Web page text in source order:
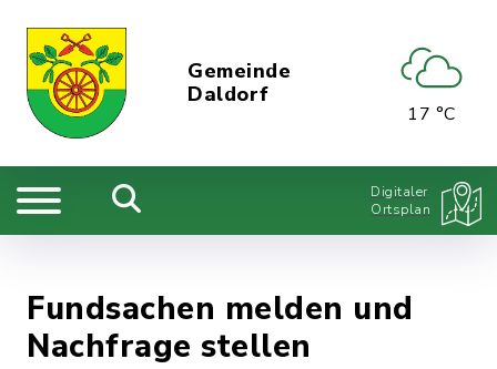
Gemeinde
Daldorf
17 °C
Digitaler
Ortsplan
Fundsachen melden und
Nachfrage stellen